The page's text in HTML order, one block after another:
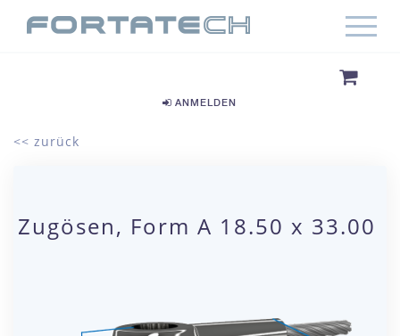
ANMELDEN
<< zurück
Zugösen, Form A 18.50 x 33.00